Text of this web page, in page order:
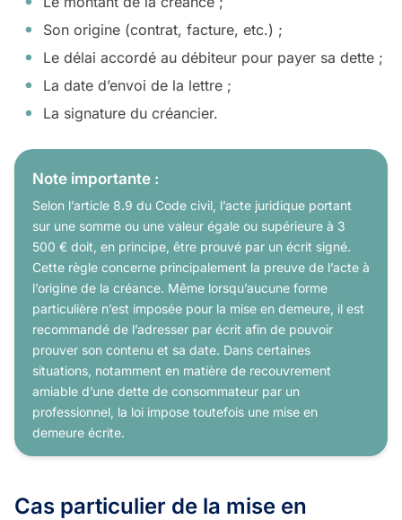
Son origine (contrat, facture, etc.) ;
Le délai accordé au débiteur pour payer sa dette ;
La date d’envoi de la lettre ;
La signature du créancier.
Note importante :
Selon l’article 8.9 du Code civil, l’acte juridique portant
sur une somme ou une valeur égale ou supérieure à 3
500 € doit, en principe, être prouvé par un écrit signé.
Cette règle concerne principalement la preuve de l’acte à
l’origine de la créance. Même lorsqu’aucune forme
particulière n’est imposée pour la mise en demeure, il est
recommandé de l’adresser par écrit afin de pouvoir
prouver son contenu et sa date. Dans certaines
situations, notamment en matière de recouvrement
amiable d’une dette de consommateur par un
professionnel, la loi impose toutefois une mise en
demeure écrite.
Cas particulier de la mise en